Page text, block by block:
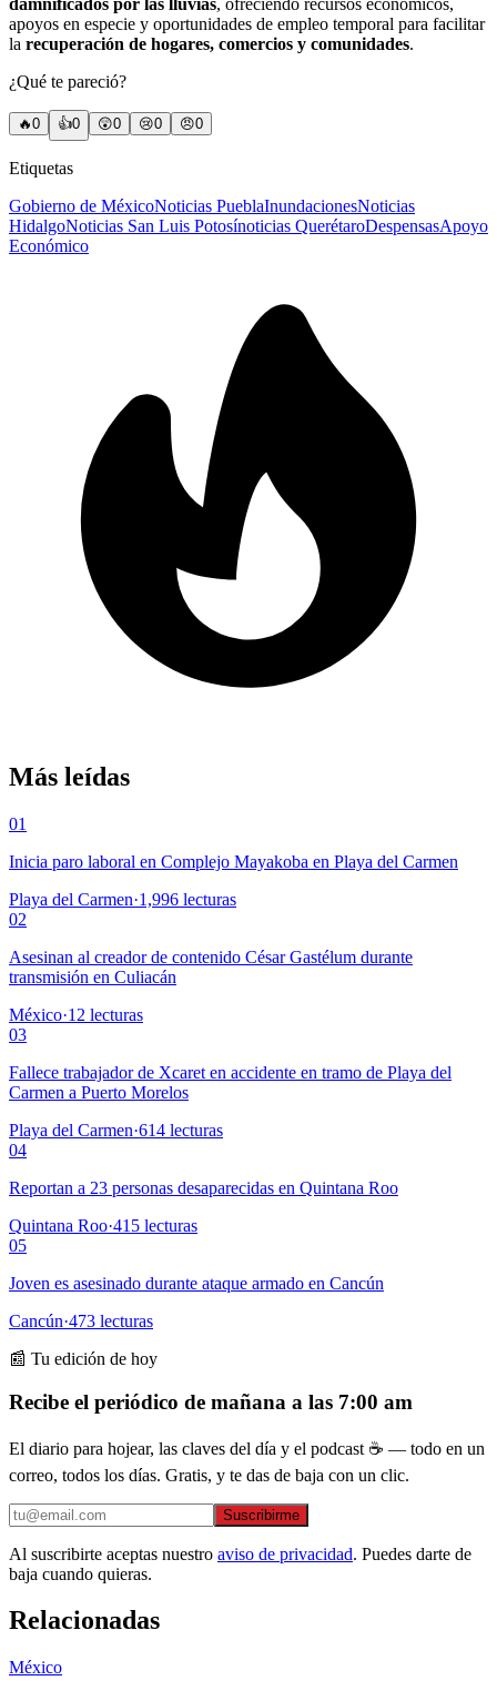
damnificados por las lluvias, ofreciendo recursos económicos,
apoyos en especie y oportunidades de empleo temporal para facilitar
la recuperación de hogares, comercios y comunidades.
¿Qué te pareció?
🔥0 👍0 😲0 😢0 😠0
Etiquetas
Gobierno de MéxicoNoticias PueblaInundacionesNoticias
HidalgoNoticias San Luis Potosínoticias QuerétaroDespensasApoyo
Económico
Más leídas
01
Inicia paro laboral en Complejo Mayakoba en Playa del Carmen
Playa del Carmen·1,996 lecturas
02
Asesinan al creador de contenido César Gastélum durante
transmisión en Culiacán
México·12 lecturas
03
Fallece trabajador de Xcaret en accidente en tramo de Playa del
Carmen a Puerto Morelos
Playa del Carmen·614 lecturas
04
Reportan a 23 personas desaparecidas en Quintana Roo
Quintana Roo·415 lecturas
05
Joven es asesinado durante ataque armado en Cancún
Cancún·473 lecturas
📰 Tu edición de hoy
Recibe el periódico de mañana a las 7:00 am
El diario para hojear, las claves del día y el podcast ☕ — todo en un
correo, todos los días. Gratis, y te das de baja con un clic.
Suscribirme
Al suscribirte aceptas nuestro aviso de privacidad. Puedes darte de
baja cuando quieras.
Relacionadas
México